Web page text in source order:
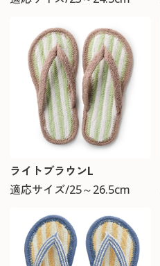
ライトブラウンL
適応サイズ/25～26.5cm